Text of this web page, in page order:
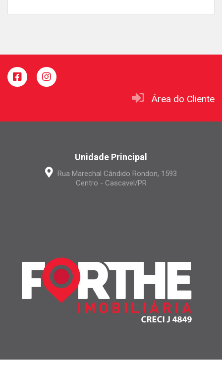
Área do Cliente
Unidade Principal
Rua Marechal Cândido Rondon, 1593
Centro - Cascavel/PR